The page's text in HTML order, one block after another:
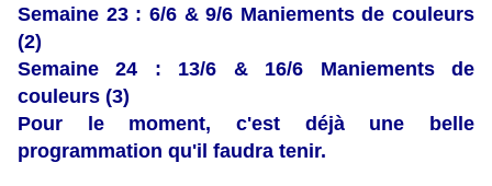
Semaine 23 : 6/6 & 9/6 Maniements de couleurs
(2)
Semaine 24 : 13/6 & 16/6 Maniements de
couleurs (3)
Pour le moment, c'est déjà une belle
programmation qu'il faudra tenir.